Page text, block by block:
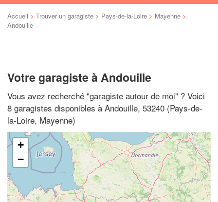
Accueil > Trouver un garagiste > Pays-de-la-Loire > Mayenne >
Andouille
Votre garagiste à Andouille
Vous avez recherché "garagiste autour de moi" ? Voici
8 garagistes disponibles à Andouille, 53240 (Pays-de-
la-Loire, Mayenne)
+
−